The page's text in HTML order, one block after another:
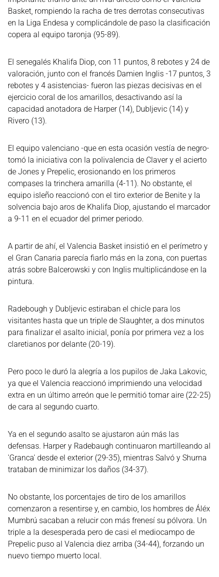
Basket, rompiendo la racha de tres derrotas consecutivas
en la Liga Endesa y complicándole de paso la clasificación
copera al equipo taronja (95-89).
El senegalés Khalifa Diop, con 11 puntos, 8 rebotes y 24 de
valoración, junto con el francés Damien Inglis -17 puntos, 3
rebotes y 4 asistencias- fueron las piezas decisivas en el
ejercicio coral de los amarillos, desactivando así la
capacidad anotadora de Harper (14), Dubljevic (14) y
Rivero (13).
El equipo valenciano -que en esta ocasión vestía de negro-
tomó la iniciativa con la polivalencia de Claver y el acierto
de Jones y Prepelic, erosionando en los primeros
compases la trinchera amarilla (4-11). No obstante, el
equipo isleño reaccionó con el tiro exterior de Benite y la
solvencia bajo aros de Khalifa Diop, ajustando el marcador
a 9-11 en el ecuador del primer periodo.
A partir de ahí, el Valencia Basket insistió en el perímetro y
el Gran Canaria parecía fiarlo más en la zona, con puertas
atrás sobre Balcerowski y con Inglis multiplicándose en la
pintura.
Radebough y Dubljevic estiraban el chicle para los
visitantes hasta que un triple de Slaughter, a dos minutos
para finalizar el asalto inicial, ponía por primera vez a los
claretianos por delante (20-19).
Pero poco le duró la alegría a los pupilos de Jaka Lakovic,
ya que el Valencia reaccionó imprimiendo una velocidad
extra en un último arreón que le permitió tomar aire (22-25)
de cara al segundo cuarto.
Ya en el segundo asalto se ajustaron aún más las
defensas. Harper y Radebaugh continuaron martilleando al
'Granca' desde el exterior (29-35), mientras Salvó y Shurna
trataban de minimizar los daños (34-37).
No obstante, los porcentajes de tiro de los amarillos
comenzaron a resentirse y, en cambio, los hombres de Áléx
Mumbrú sacaban a relucir con más frenesí su pólvora. Un
triple a la desesperada pero de casi el mediocampo de
Prepelic puso al Valencia diez arriba (34-44), forzando un
nuevo tiempo muerto local.